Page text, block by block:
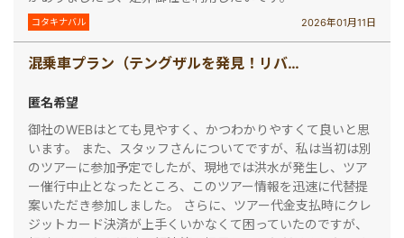
コタキナバル 2026年01月11日
混乗車プラン（テングザルを発見！リバークルーズと蛍観賞ツアー）
匿名希望
御社のWEBはとても見やすく、かつわかりやすくて良いと思
います。 また、スタッフさんについてですが、私は当初は別
のツアーに参加予定でしたが、現地では洪水が発生し、ツア
ー催行中止となったところ、このツアー情報を迅速に代替提
案いただき参加しました。 さらに、ツアー代金支払時にクレ
ジットカード決済が上手くいかなくて困っていたのですが、